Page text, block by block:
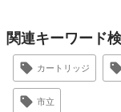
関連キーワード
カートリッジ
市立